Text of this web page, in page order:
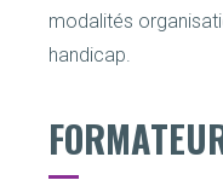
modalités
handicap.